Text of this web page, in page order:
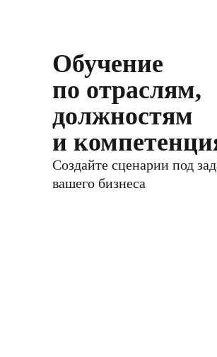
Обучение
по отраслям,
должностям
и
Создайте сценарии под
вашего бизнеса